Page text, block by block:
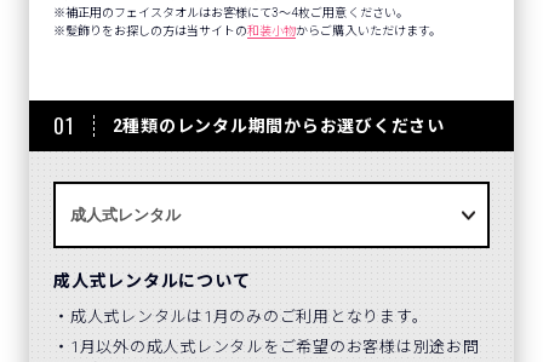
補正用のフェイスタオルはお客様にて3～4枚ご用意ください。
髪飾りをお探しの方は当サイトの和装小物からご購入いただけます。
01 2種類のレンタル期間からお選びください
成人式レンタルについて
成人式レンタルは1月のみのご利用となります。
1月以外の成人式レンタルをご希望のお客様は別途お問